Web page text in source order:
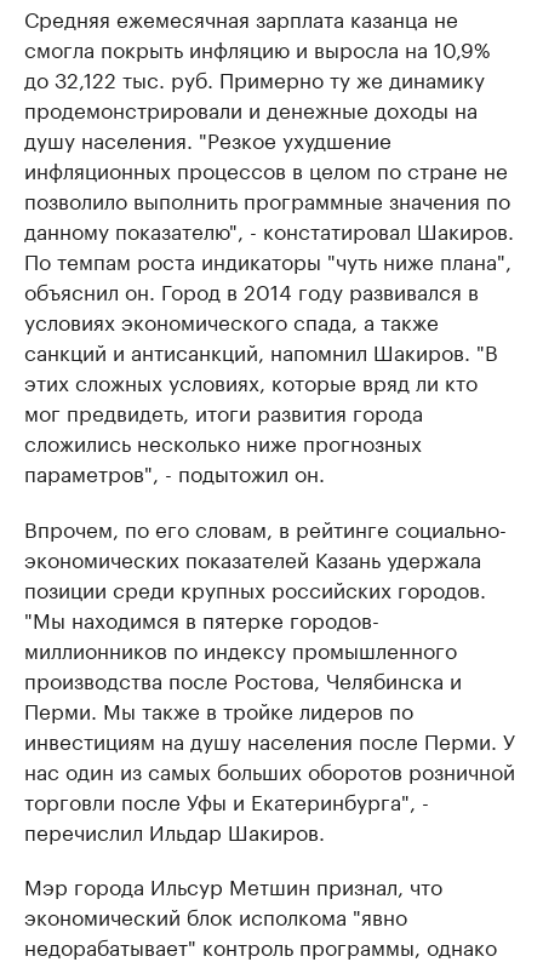
Средняя ежемесячная зарплата казанца не
смогла покрыть инфляцию и выросла на 10,9%
до 32,122 тыс. руб. Примерно ту же динамику
продемонстрировали и денежные доходы на
душу населения. "Резкое ухудшение
инфляционных процессов в целом по стране не
позволило выполнить программные значения по
данному показателю", - констатировал Шакиров.
По темпам роста индикаторы "чуть ниже плана",
объяснил он. Город в 2014 году развивался в
условиях экономического спада, а также
санкций и антисанкций, напомнил Шакиров. "В
этих сложных условиях, которые вряд ли кто
мог предвидеть, итоги развития города
сложились несколько ниже прогнозных
параметров", - подытожил он.
Впрочем, по его словам, в рейтинге социально-
экономических показателей Казань удержала
позиции среди крупных российских городов.
"Мы находимся в пятерке городов-
миллионников по индексу промышленного
производства после Ростова, Челябинска и
Перми. Мы также в тройке лидеров по
инвестициям на душу населения после Перми. У
нас один из самых больших оборотов розничной
торговли после Уфы и Екатеринбурга", -
перечислил Ильдар Шакиров.
Мэр города Ильсур Метшин признал, что
экономический блок исполкома "явно
недорабатывает" контроль программы, однако